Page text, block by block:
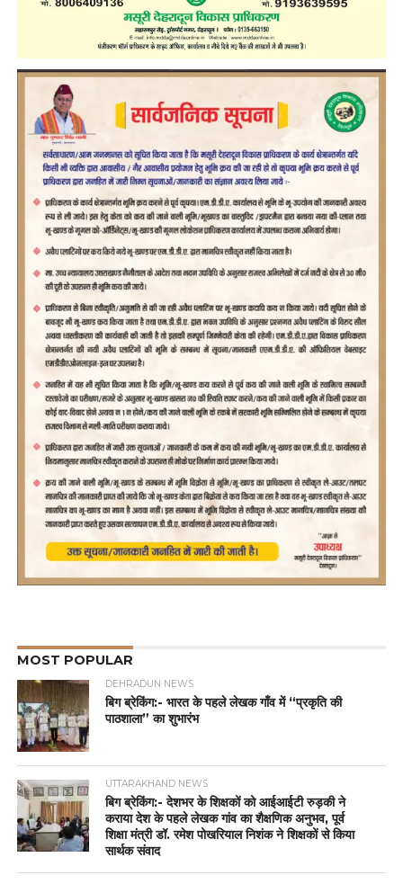
MOST POPULAR
DEHRADUN NEWS
बिग ब्रेकिंग:- भारत के पहले लेखक गाँव में “प्रकृति की
पाठशाला” का शुभारंभ
UTTARAKHAND NEWS
बिग ब्रेकिंग:- देशभर के शिक्षकों को आईआईटी रुड़की ने
कराया देश के पहले लेखक गांव का शैक्षणिक अनुभव, पूर्व
शिक्षा मंत्री डॉ. रमेश पोखरियाल निशंक ने शिक्षकों से किया
सार्थक संवाद